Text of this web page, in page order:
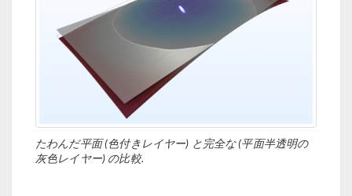
たわんだ平面 (色付きレイヤー) と完全な (平面半透明の
灰色レイヤー) の比較.